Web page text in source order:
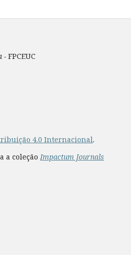
- FPCEUC
4.0 Internacional.
a coleçãoImpactum Journals